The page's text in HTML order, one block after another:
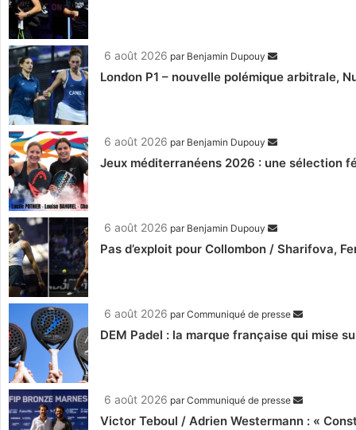
6 août 2026 par Benjamin Dupouy
London P1 – nouvelle polémique arbitrale,
6 août 2026 par Benjamin Dupouy
Jeux méditerranéens 2026 : une sélection
6 août 2026 par Benjamin Dupouy
Pas d’exploit pour Collombon / Sharifova,
6 août 2026 parCommuniqué de presse
DEM Padel : la marque française qui mise
6 août 2026 parCommuniqué de presse
Victor Teboul / Adrien Westermann : «